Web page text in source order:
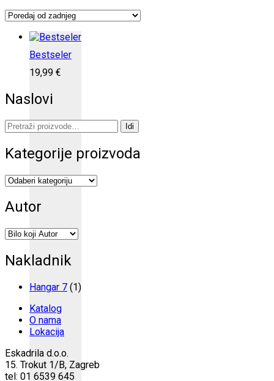
Bestseler
19,99 €
Naslovi
Pretraži: Idi
Kategorije proizvoda
Autor
Nakladnik
Hangar 7 (1)
Katalog
O nama
Lokacija
Eskadrila d.o.o.
15. Trokut 1/B, Zagreb
tel: 01 6539 645